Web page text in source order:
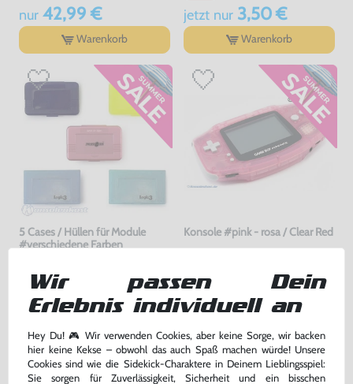
nur42,99 €
Warenkorb
jetzt nur3,50 €
Warenkorb
5 Cases / Hüllen für Module
#verschiedene Farben
-70%
jetzt nur 3,00 €
Konsole #pink - rosa / Clear Red
nur189,99 €
DAS HABEN ANDERE DAZU
Wir passen Dein
Erlebnis individuell an
Hey Du! 🎮 Wir verwenden Cookies, aber keine Sorge, wir backen
hier keine Kekse – obwohl das auch Spaß machen würde! Unsere
Cookies sind wie die Sidekick-Charaktere in Deinem Lieblingsspiel:
Sie sorgen für Zuverlässigkeit, Sicherheit und ein bisschen